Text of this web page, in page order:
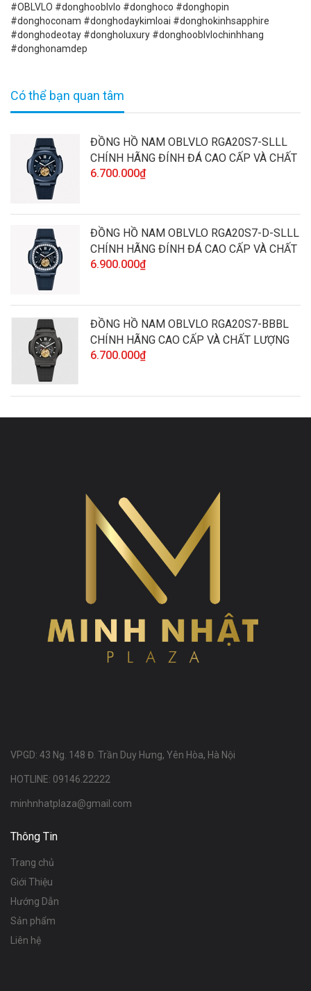
#OBLVLO #donghooblvlo #donghoco #donghopin
#donghoconam #donghodaykimloai #donghokinhsapphire
#donghodeotay #dongholuxury #donghooblvlochinhhang
#donghonamdep
Có thể bạn quan tâm
ĐỒNG HỒ NAM OBLVLO RGA20S7-SLLL
CHÍNH HÃNG ĐÍNH ĐÁ CAO CẤP VÀ CHẤT
LƯỢNG
6.700.000₫
ĐỒNG HỒ NAM OBLVLO RGA20S7-D-SLLL
CHÍNH HÃNG ĐÍNH ĐÁ CAO CẤP VÀ CHẤT
LƯỢNG
6.900.000₫
ĐỒNG HỒ NAM OBLVLO RGA20S7-BBBL
CHÍNH HÃNG CAO CẤP VÀ CHẤT LƯỢNG
6.700.000₫
VPGD: 43 Ng. 148 Đ. Trần Duy Hưng, Yên Hòa, Hà Nội
HOTLINE: 09146.22222
minhnhatplaza@gmail.com
Thông Tin
Trang chủ
Giới Thiệu
Hướng Dẫn
Sản phẩm
Liên hệ